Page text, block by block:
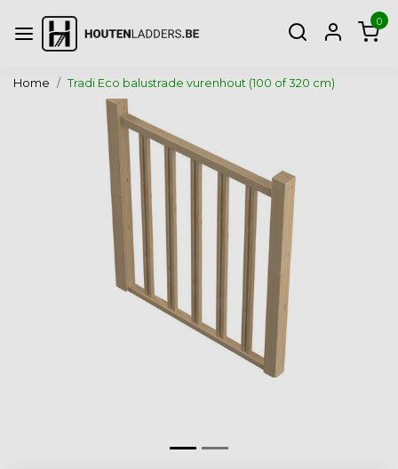
0
Home Tradi Eco balustrade vurenhout (100 of 320 cm)